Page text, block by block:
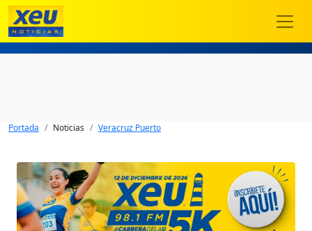
Portada Noticias Veracruz Puerto